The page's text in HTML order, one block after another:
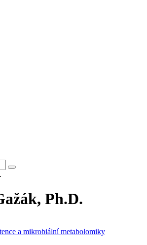
Ph.D.
a mikrobiální metabolomiky